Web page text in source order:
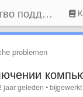
Joxi - сообщество поддержки
problemen
jaar geleden •